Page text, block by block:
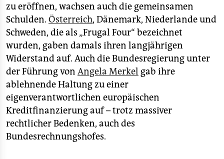
zu eröffnen, wachsen auch die gemeinsamen
Schulden. Österreich, Dänemark, Niederlande und
Schweden, die als „Frugal Four“ bezeichnet
wurden, gaben damals ihren langjährigen
Widerstand auf. Auch die Bundesregierung unter
der Führung von Angela Merkel gab ihre
ablehnende Haltung zu einer
eigenverantwortlichen europäischen
Kreditfinanzierung auf – trotz massiver
rechtlicher Bedenken, auch des
Bundesrechnungshofes.